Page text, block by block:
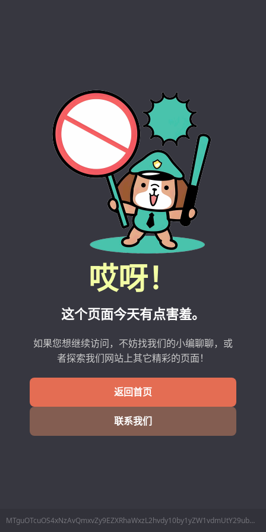
哎呀！
这个页面今天有点害羞。
如果您想继续访问，不妨找我们的小编聊聊，或
者探索我们网站上其它精彩的页面！
返回首页
联系我们
MTguOTcuOS4xNzAvQmxvZy9EZXRhaWxzL2hvdy10by1yZW1vdmUtY29ubmVjdGlvbi1vZi1yZW1vdGUtZGVza3RvcA